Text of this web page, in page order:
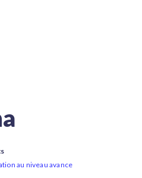
au niveau avance